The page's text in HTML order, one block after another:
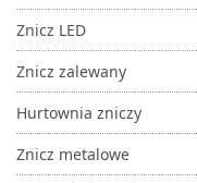
Znicz LED
Znicz zalewany
Hurtownia zniczy
Znicz metalowe